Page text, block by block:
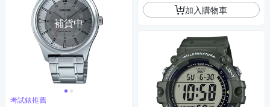
補貨中
考試錶推薦
加入購物車